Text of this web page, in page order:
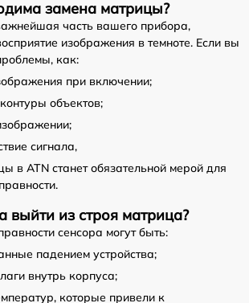
замена матрицы?
часть вашего прибора,
изображения в темноте. Если вы
как:
при включении;
объектов;
сигнала,
в ATN станет обязательной мерой для
выйти из строя матрица?
сенсора могут быть:
падением устройства;
внутрь корпуса;
которые привели к